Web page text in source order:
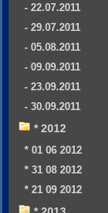
- 22.07.2011
- 29.07.2011
- 05.08.2011
- 09.09.2011
- 23.09.2011
- 30.09.2011
* 2012
* 01 06 2012
* 31 08 2012
* 21 09 2012